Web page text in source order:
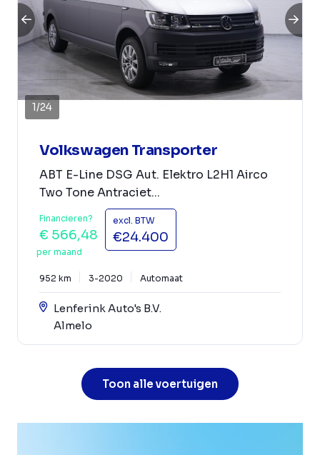
1/24
Volkswagen Transporter
ABT E-Line DSG Aut. Elektro L2H1 Airco
Two Tone Antraciet...
Financieren?
€ 566,48
per maand
excl. BTW
€24.400
952 km 3-2020 Automaat
Lenferink Auto's B.V.
Almelo
Toon alle voertuigen